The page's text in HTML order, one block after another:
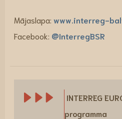
Mājaslapa: www.interreg-
Facebook: @InterregBSR
INTERREG
programma